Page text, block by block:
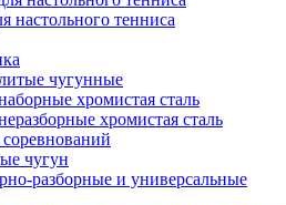
настольного тенниса
чугунные
хромистая сталь
хромистая сталь
чугун
разборные и универсальные